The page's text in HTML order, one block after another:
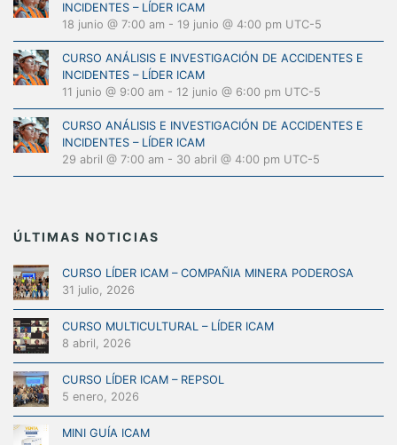
INCIDENTES – LÍDER ICAM
18 junio @ 7:00 am - 19 junio @ 4:00 pm UTC-5
CURSO ANÁLISIS E INVESTIGACIÓN DE ACCIDENTES E
INCIDENTES – LÍDER ICAM
11 junio @ 9:00 am - 12 junio @ 6:00 pm UTC-5
CURSO ANÁLISIS E INVESTIGACIÓN DE ACCIDENTES E
INCIDENTES – LÍDER ICAM
29 abril @ 7:00 am - 30 abril @ 4:00 pm UTC-5
ÚLTIMAS NOTICIAS
CURSO LÍDER ICAM – COMPAÑIA MINERA PODEROSA
31 julio, 2026
CURSO MULTICULTURAL – LÍDER ICAM
8 abril, 2026
CURSO LÍDER ICAM – REPSOL
5 enero, 2026
MINI GUÍA ICAM